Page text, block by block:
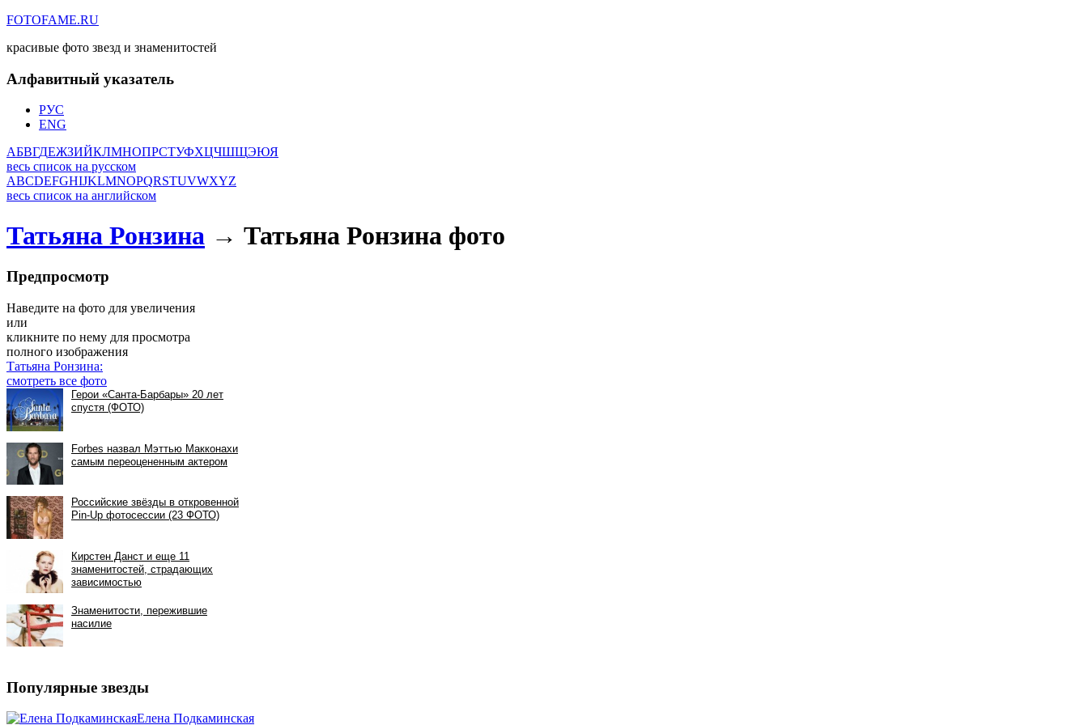
FOTOFAME.RU
красивые фото звезд и знаменитостей
Алфавитный указатель
РУС
ENG
АБВГДЕЖЗИЙКЛМНОПРСТУФХЦЧШЩЭЮЯ
весь список на русском
ABCDEFGHIJKLMNOPQRSTUVWXYZ
весь список на английском
Татьяна Ронзина → Татьяна Ронзина фото
Предпросмотр
Наведите на фото для увеличения
или
кликните по нему для просмотра
полного изображения
Татьяна Ронзина:
смотреть все фото
Популярные звезды
Елена Подкаминская